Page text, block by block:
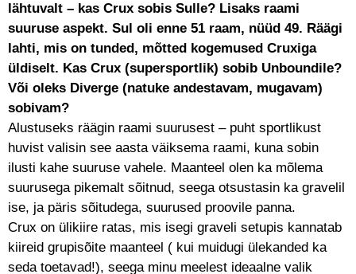
lähtuvalt – kas Crux sobis Sulle? Lisaks raami
suuruse aspekt. Sul oli enne 51 raam, nüüd 49. Räägi
lahti, mis on tunded, mõtted kogemused Cruxiga
üldiselt. Kas Crux (supersportlik) sobib Unboundile?
Või oleks Diverge (natuke andestavam, mugavam)
sobivam?
Alustuseks räägin raami suurusest – puht sportlikust
huvist valisin see aasta väiksema raami, kuna sobin
ilusti kahe suuruse vahele. Maanteel olen ka mõlema
suurusega pikemalt sõitnud, seega otsustasin ka gravelil
ise, ja päris sõitudega, suurused proovile panna.
Crux on ülikiire ratas, mis isegi graveli setupis kannatab
kiireid grupisõite maanteel ( kui muidugi ülekanded ka
seda toetavad!), seega minu meelest ideaalne valik